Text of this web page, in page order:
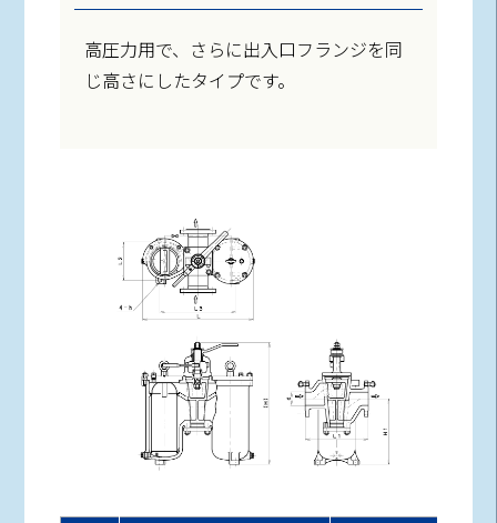
高圧力用で、さらに出入口フランジを同
じ高さにしたタイプです。